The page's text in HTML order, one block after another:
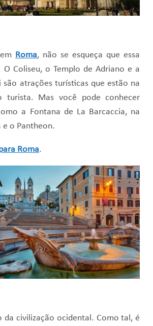
Roma, não se esqueça que essa
Coliseu, o Templo de Adriano e a
são atrações turísticas que estão na
turista. Mas você pode conhecer
a Fontana de La Barcaccia, na
e o Pantheon.
Roma.
da civilização ocidental. Como tal, é